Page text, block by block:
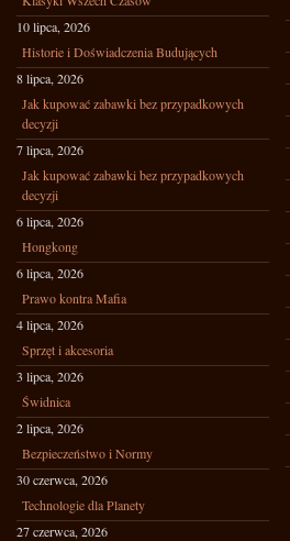
10 lipca, 2026
Historie i Doświadczenia Budujących
8 lipca, 2026
Jak kupować zabawki bez przypadkowych
decyzji
7 lipca, 2026
Jak kupować zabawki bez przypadkowych
decyzji
6 lipca, 2026
Hongkong
6 lipca, 2026
Prawo kontra Mafia
4 lipca, 2026
Sprzęt i akcesoria
3 lipca, 2026
Świdnica
2 lipca, 2026
Bezpieczeństwo i Normy
30 czerwca, 2026
Technologie dla Planety
27 czerwca, 2026